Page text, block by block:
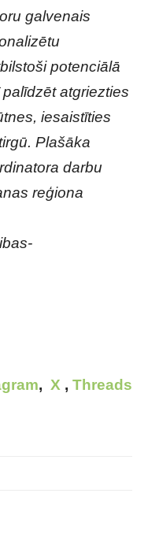
galvenais
potenciālā
atgriezties
iesaistīties
Plašāka
darbu
reģiona
, X , Threads